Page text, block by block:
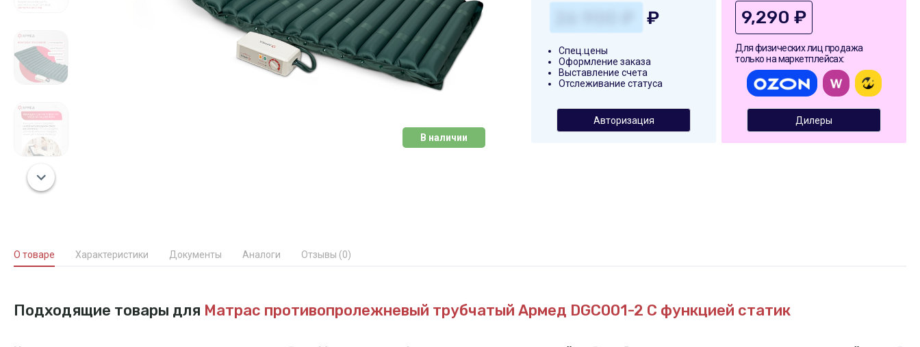
В наличии
₽
Спец.цены
Оформление заказа
Выставление счета
Отслеживание статуса
Авторизация
9,290 ₽
Для физических лиц продажа
только на маркетплейсах:
Дилеры
О товаре Характеристики Документы Аналоги Отзывы (0)
Подходящие товары для Матрас противопролежневый трубчатый Армед DGC001-2 С функцией статик